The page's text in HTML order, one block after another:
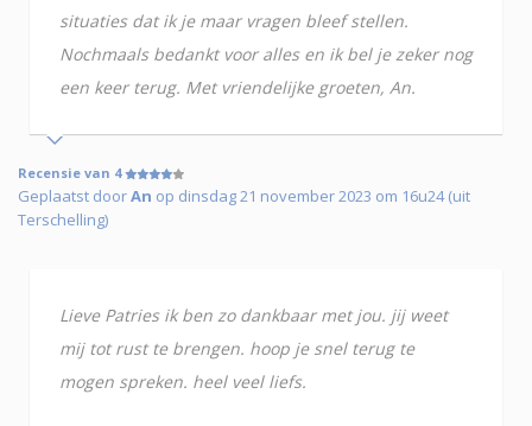
situaties dat ik je maar vragen bleef stellen.
Nochmaals bedankt voor alles en ik bel je zeker nog
een keer terug. Met vriendelijke groeten, An.
Recensie van 4
Geplaatst doorAn op dinsdag 21 november 2023 om 16u24 (uit
Terschelling)
Lieve Patries ik ben zo dankbaar met jou. jij weet
mij tot rust te brengen. hoop je snel terug te
mogen spreken. heel veel liefs.